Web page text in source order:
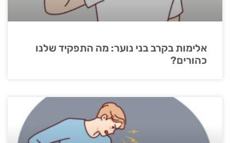
אלימות בקרב בני נוער: מה התפקיד שלנו
כהורים?